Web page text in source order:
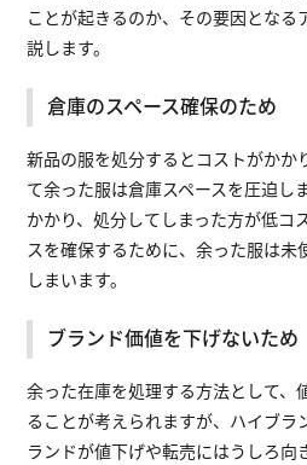
ことが起きるのか、その要因となる
説します。
倉庫のスペース確保のため
新品の服を処分するとコストがかか
て余った服は倉庫スペースを圧迫し
かかり、処分してしまった方が低コ
スを確保するために、余った服は未
しまいます。
ブランド価値を下げないため
余った在庫を処理する方法として、
ることが考えられますが、ハイブラ
ランドが値下げや転売にはうしろ向